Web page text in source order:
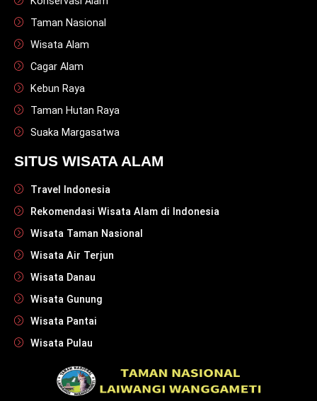
Taman Nasional
Wisata Alam
Cagar Alam
Kebun Raya
Taman Hutan Raya
Suaka Margasatwa
SITUS WISATA ALAM
Travel Indonesia
Rekomendasi Wisata Alam di Indonesia
Wisata Taman Nasional
Wisata Air Terjun
Wisata Danau
Wisata Gunung
Wisata Pantai
Wisata Pulau